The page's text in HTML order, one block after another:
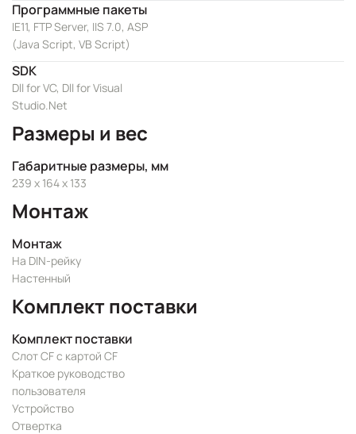
Программные пакеты
IE11, FTP Server, IIS 7.0, ASP
(Java Script, VB Script)
SDK
Dll for VC, Dll for Visual
Studio.Net
Размеры и вес
Габаритные размеры, мм
239 x 164 x 133
Монтаж
Монтаж
На DIN-рейку
Настенный
Комплект поставки
Комплект поставки
Слот CF с картой CF
Краткое руководство
пользователя
Устройство
Отвертка